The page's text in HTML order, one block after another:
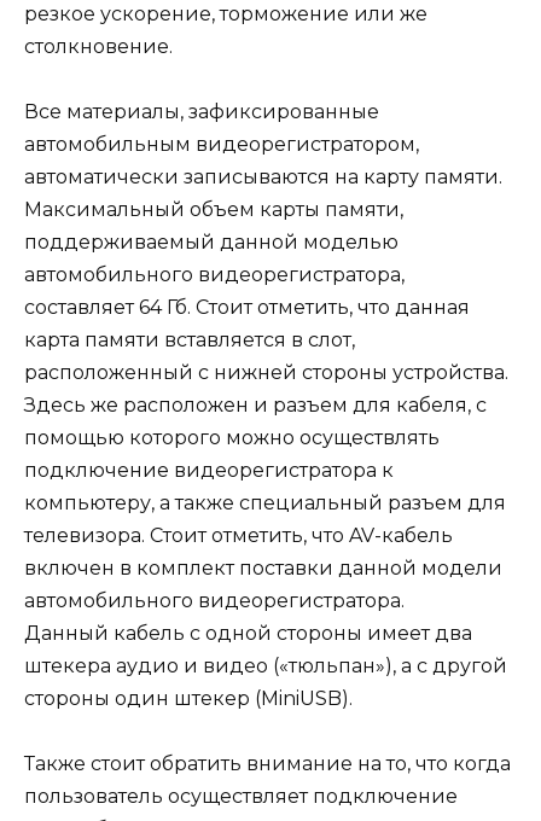
резкое ускорение, торможение или же
столкновение.
Все материалы, зафиксированные
автомобильным видеорегистратором,
автоматически записываются на карту памяти.
Максимальный объем карты памяти,
поддерживаемый данной моделью
автомобильного видеорегистратора,
составляет 64 Гб. Стоит отметить, что данная
карта памяти вставляется в слот,
расположенный с нижней стороны устройства.
Здесь же расположен и разъем для кабеля, с
помощью которого можно осуществлять
подключение видеорегистратора к
компьютеру, а также специальный разъем для
телевизора. Стоит отметить, что AV-кабель
включен в комплект поставки данной модели
автомобильного видеорегистратора.
Данный кабель с одной стороны имеет два
штекера аудио и видео («тюльпан»), а с другой
стороны один штекер (MiniUSB).
Также стоит обратить внимание на то, что когда
пользователь осуществляет подключение